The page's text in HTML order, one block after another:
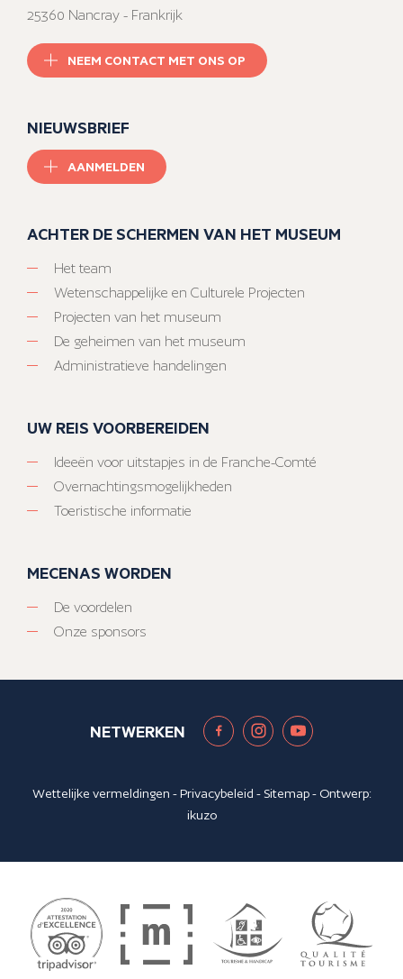
25360 Nancray - Frankrijk
NEEM CONTACT MET ONS OP
NIEUWSBRIEF
AANMELDEN
ACHTER DE SCHERMEN VAN HET MUSEUM
Het team
Wetenschappelijke en Culturele Projecten
Projecten van het museum
De geheimen van het museum
Administratieve handelingen
UW REIS VOORBEREIDEN
Ideeën voor uitstapjes in de Franche-Comté
Overnachtingsmogelijkheden
Toeristische informatie
MECENAS WORDEN
De voordelen
Onze sponsors
NETWERKEN
Wettelijke vermeldingen -Privacybeleid - Sitemap- Ontwerp:
ikuzo